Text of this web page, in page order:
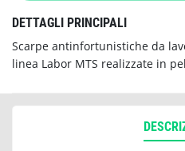
DETTAGLI PRINCIPALI
Scarpe antinfortunistiche da
linea Labor MTS realizzate in